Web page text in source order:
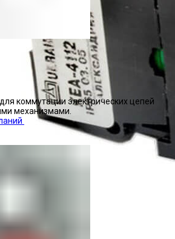
коммутации электрических цепей
механизмами.